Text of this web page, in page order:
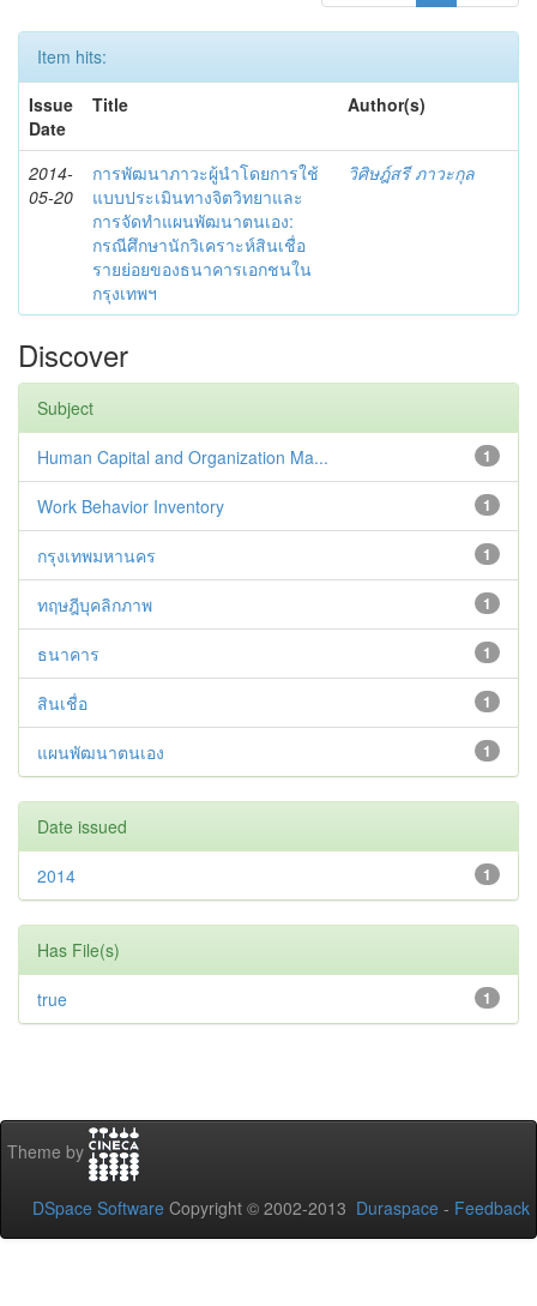
Item hits:
Issue
Date
Title Author(s)
2014-
05-20
การพัฒนาภาวะผู้นำโดยการใช้
แบบประเมินทางจิตวิทยาและ
การจัดทำแผนพัฒนาตนเอง:
กรณีศึกษานักวิเคราะห์สินเชื่อ
รายย่อยของธนาคารเอกชนใน
กรุงเทพฯ
วิศิษฎ์สรี ภาวะกุล
Discover
Subject
1
Human Capital and Organization Ma...
1
Work Behavior Inventory
1
กรุงเทพมหานคร
1
ทฤษฎีบุคลิกภาพ
1
ธนาคาร
1
สินเชื่อ
1
แผนพัฒนาตนเอง
Date issued
1
2014
Has File(s)
1
true
Theme by
DSpace Software Copyright © 2002-2013 Duraspace - Feedback